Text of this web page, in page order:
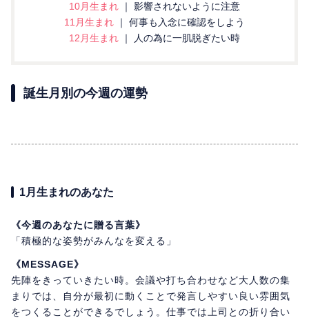
10月生まれ
｜ 影響されないように注意
11月生まれ
｜ 何事も入念に確認をしよう
12月生まれ
｜ 人の為に一肌脱ぎたい時
誕生月別の今週の運勢
1月生まれのあなた
《今週のあなたに贈る言葉》
「積極的な姿勢がみんなを変える」
《MESSAGE》
先陣をきっていきたい時。会議や打ち合わせなど大人数の集
まりでは、自分が最初に動くことで発言しやすい良い雰囲気
をつくることができるでしょう。仕事では上司との折り合い